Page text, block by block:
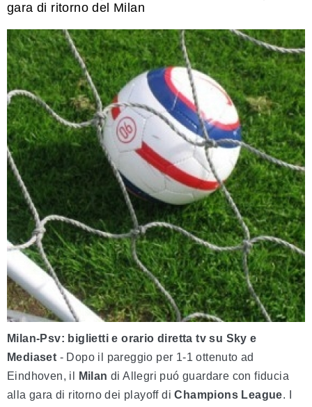
gara di ritorno del Milan
Milan-Psv: biglietti e orario diretta tv su Sky e
Mediaset - Dopo il pareggio per 1-1 ottenuto ad
Eindhoven, il
Milan di Allegri puó guardare con fiducia
alla gara di ritorno dei playoff diChampions League. I